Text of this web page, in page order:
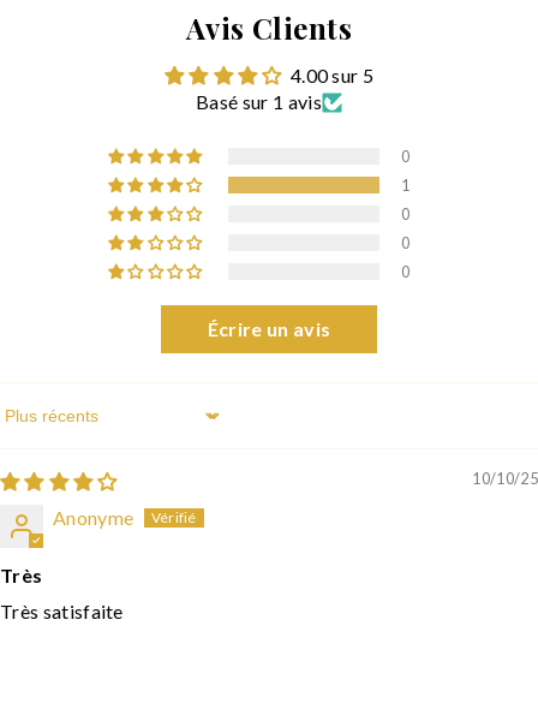
Avis Clients
4.00 sur 5
Basé sur 1 avis
0
1
0
0
0
Écrire un avis
Sort By
10/10/25
Anonyme
Très
Très satisfaite